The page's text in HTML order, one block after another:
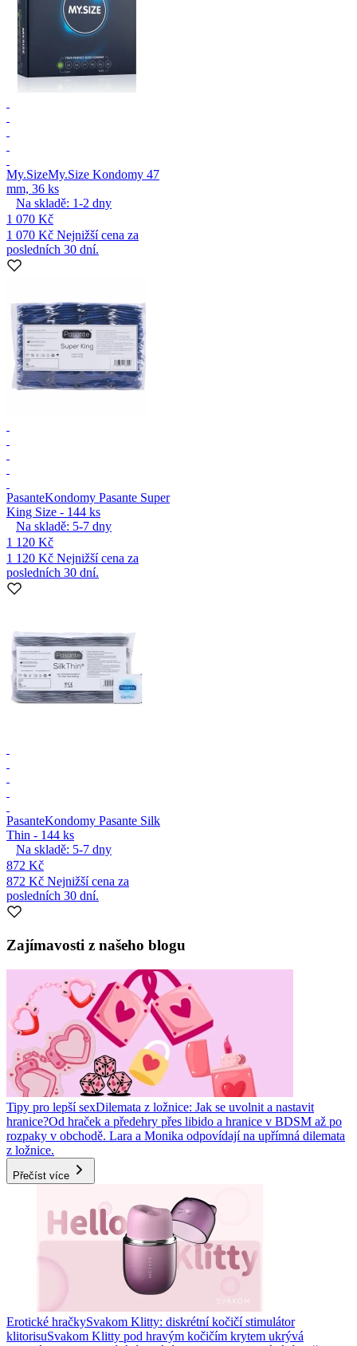
My.SizeMy.Size Kondomy 47
mm, 36 ks
Na skladě: 1-2 dny
1 070 Kč
1 070 Kč Nejnižší cena za
posledních 30 dní.
PasanteKondomy Pasante Super
King Size - 144 ks
Na skladě: 5-7 dny
1 120 Kč
1 120 Kč Nejnižší cena za
posledních 30 dní.
PasanteKondomy Pasante Silk
Thin - 144 ks
Na skladě: 5-7 dny
872 Kč
872 Kč Nejnižší cena za
posledních 30 dní.
Zajímavosti z našeho blogu
Tipy pro lepší sexDilemata z ložnice: Jak se uvolnit a nastavit
hranice?Od hraček a předehry přes libido a hranice v BDSM až po
rozpaky v obchodě. Lara a Monika odpovídají na upřímná dilemata
z ložnice.
Přečíst více
Erotické hračkySvakom Klitty: diskrétní kočičí stimulátor
klitorisuSvakom Klitty pod hravým kočičím krytem ukrývá